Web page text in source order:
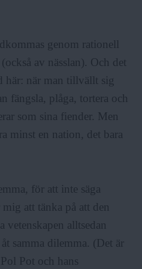
genom rationell
av nässlan). Och det
här: när man tillvällt sig
fängsla, plåga, tortera och
som sina fiender. Men
minst en nation, det bara
för att inte säga
att tänka på att den
vetenskapen alltsedan
samma dilemma. (Det är
Pot och hans